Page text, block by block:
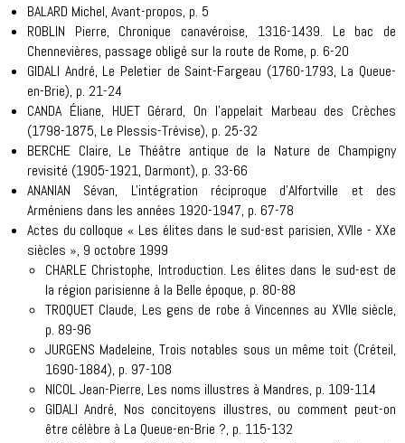
BALARD Michel, Avant-propos, p. 5
ROBLIN Pierre, Chronique canavéroise, 1316-1439. Le bac de
Chennevières, passage obligé sur la route de Rome, p. 6-20
GIDALI André, Le Peletier de Saint-Fargeau (1760-1793, La Queue-
en-Brie), p. 21-24
CANDA Éliane, HUET Gérard, On l'appelait Marbeau des Crèches
(1798-1875, Le Plessis-Trévise), p. 25-32
BERCHE Claire, Le Théâtre antique de la Nature de Champigny
revisité (1905-1921, Darmont), p. 33-66
ANANIAN Sévan, L'intégration réciproque d'Alfortville et des
Arméniens dans les années 1920-1947, p. 67-78
Actes du colloque « Les élites dans le sud-est parisien, XVIIe - XXe
siècles », 9 octobre 1999
CHARLE Christophe, Introduction. Les élites dans le sud-est de
la région parisienne à la Belle époque, p. 80-88
TROQUET Claude, Les gens de robe à Vincennes au XVIIe siècle,
p. 89-96
JURGENS Madeleine, Trois notables sous un même toit (Créteil,
1690-1884), p. 97-108
NICOL Jean-Pierre, Les noms illustres à Mandres, p. 109-114
GIDALI André, Nos concitoyens illustres, ou comment peut-on
être célèbre à La Queue-en-Brie ?, p. 115-132